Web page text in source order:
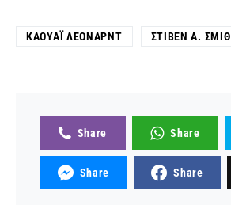
ΚΑΟΥΆΙ ΛΈΟΝΑΡΝΤ ΣΤΊΒΕΝ Α. ΣΜΙΘ
Share Share
Share Share